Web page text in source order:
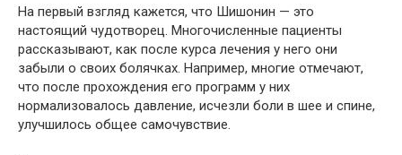
На первый взгляд кажется, что Шишонин — это
настоящий чудотворец. Многочисленные пациенты
рассказывают, как после курса лечения у него они
забыли о своих болячках. Например, многие отмечают,
что после прохождения его программ у них
нормализовалось давление, исчезли боли в шее и спине,
улучшилось общее самочувствие​.